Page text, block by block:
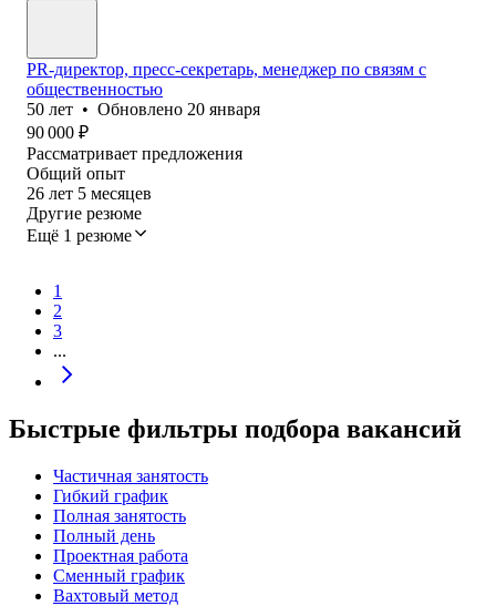
PR-директор, пресс-секретарь, менеджер по связям с
общественностью
50 лет • Обновлено 20 января
90 000 ₽
Рассматривает предложения
Общий опыт
26 лет 5 месяцев
Другие резюме
Ещё 1 резюме
1
2
3
...
Быстрые фильтры подбора вакансий
Частичная занятость
Гибкий график
Полная занятость
Полный день
Проектная работа
Сменный график
Вахтовый метод